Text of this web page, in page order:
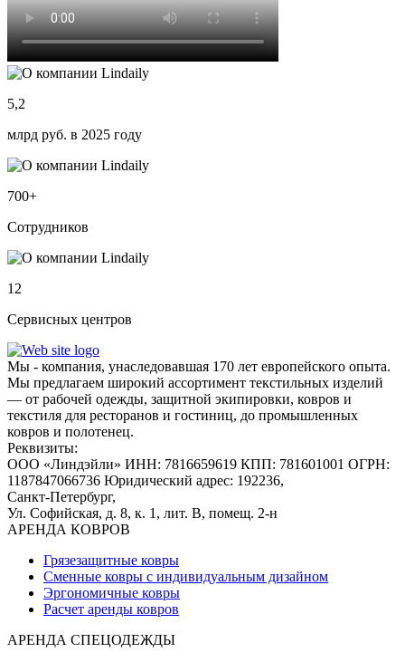
5,2
млрд руб. в 2025 году
700+
Сотрудников
12
Сервисных центров
Мы - компания, унаследовавшая 170 лет европейского опыта.
Мы предлагаем широкий ассортимент текстильных изделий
— от рабочей одежды, защитной экипировки, ковров и
текстиля для ресторанов и гостиниц, до промышленных
ковров и полотенец.
Реквизиты:
ООО «Линдэйли» ИНН: 7816659619 КПП: 781601001 ОГРН:
1187847066736 Юридический адрес: 192236,
Санкт-Петербург,
Ул. Софийская, д. 8, к. 1, лит. В, помещ. 2-н
АРЕНДА КОВРОВ
Грязезащитные ковры
Сменные ковры с индивидуальным дизайном
Эргономичные ковры
Расчет аренды ковров
АРЕНДА СПЕЦОДЕЖДЫ